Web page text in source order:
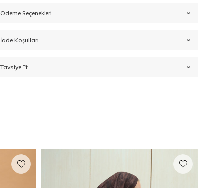
Ödeme Seçenekleri
İade Koşulları
Tavsiye Et